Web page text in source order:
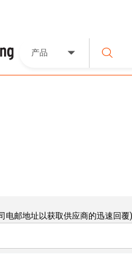
产品
电邮地址以获取供应商的迅速回覆)